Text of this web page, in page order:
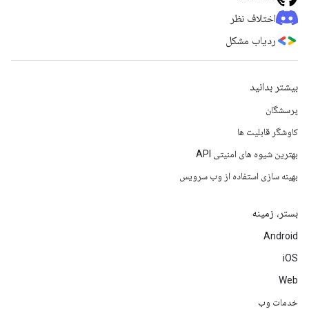
اختلاف نظر
ردیاب مشکل
بیشتر بدانید
پرسشگان
کاوشگر قابلیت ها
بهترین شیوه های امنیتی API
بهینه سازی استفاده از وب سرویس
بستر، زمینه
Android
iOS
Web
خدمات وب